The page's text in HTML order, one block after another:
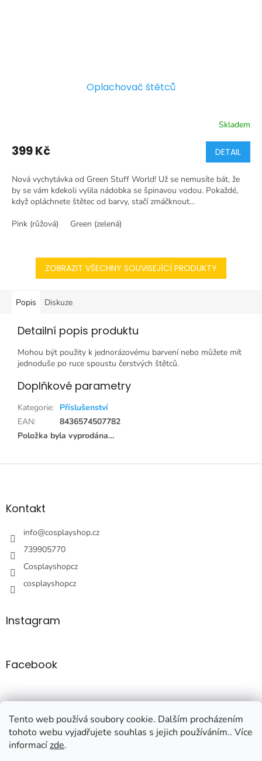
Tento web používá soubory cookie. Dalším procházením
tohoto webu vyjadřujete souhlas s jejich používáním.. Více
informacízde.
Oplachovač štětců
Skladem
399 Kč DETAIL
Nová vychytávka od Green Stuff World! Už se nemusíte bát, že
by se vám kdekoli vylila nádobka se špinavou vodou. Pokaždé,
když opláchnete štětec od barvy, stačí zmáčknout...
Pink (růžová)
Green (zelená)
ZOBRAZIT VŠECHNY SOUVISEJÍCÍ PRODUKTY
Popis Diskuze
Detailní popis produktu
Mohou být použity k jednorázovému barvení nebo můžete mít
jednoduše po ruce spoustu čerstvých štětců.
Doplňkové parametry
Kategorie: Příslušenství
EAN:
8436574507782
Položka byla vyprodána…
Z
aKontakt
info@cosplayshop.cz
739905770
Cosplayshopcz
cosplayshopcz
Instagram
Facebook